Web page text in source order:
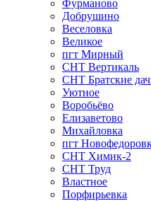
Фурманово
Добрушино
Веселовка
Великое
пгт Мирный
СНТ Вертикаль
СНТ Братские
Уютное
Воробьёво
Елизаветово
Михайловка
пгт
СНТ Химик-2
СНТ Труд
Властное
Порфирьевка